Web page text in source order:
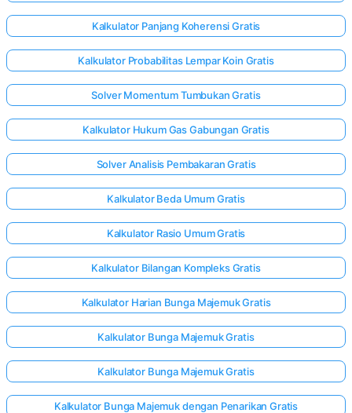
Kalkulator Panjang Koherensi Gratis
Kalkulator Probabilitas Lempar Koin Gratis
Solver Momentum Tumbukan Gratis
Kalkulator Hukum Gas Gabungan Gratis
Solver Analisis Pembakaran Gratis
Kalkulator Beda Umum Gratis
Kalkulator Rasio Umum Gratis
Kalkulator Bilangan Kompleks Gratis
Kalkulator Harian Bunga Majemuk Gratis
Kalkulator Bunga Majemuk Gratis
Kalkulator Bunga Majemuk Gratis
Kalkulator Bunga Majemuk dengan Penarikan Gratis